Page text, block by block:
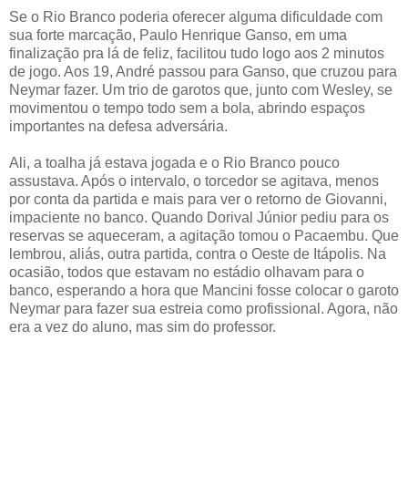
Se o Rio Branco poderia oferecer alguma dificuldade com
sua forte marcação, Paulo Henrique Ganso, em uma
finalização pra lá de feliz, facilitou tudo logo aos 2 minutos
de jogo. Aos 19, André passou para Ganso, que cruzou para
Neymar fazer. Um trio de garotos que, junto com Wesley, se
movimentou o tempo todo sem a bola, abrindo espaços
importantes na defesa adversária.
Ali, a toalha já estava jogada e o Rio Branco pouco
assustava. Após o intervalo, o torcedor se agitava, menos
por conta da partida e mais para ver o retorno de Giovanni,
impaciente no banco. Quando Dorival Júnior pediu para os
reservas se aqueceram, a agitação tomou o Pacaembu. Que
lembrou, aliás, outra partida, contra o Oeste de Itápolis. Na
ocasião, todos que estavam no estádio olhavam para o
banco, esperando a hora que Mancini fosse colocar o garoto
Neymar para fazer sua estreia como profissional. Agora, não
era a vez do aluno, mas sim do professor.